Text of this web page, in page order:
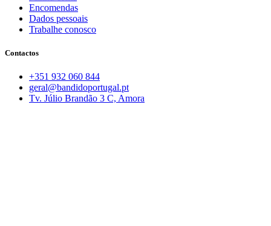
Encomendas
Dados pessoais
Trabalhe conosco
Contactos
+351 932 060 844
geral@bandidoportugal.pt
Tv. Júlio Brandão 3 C, Amora